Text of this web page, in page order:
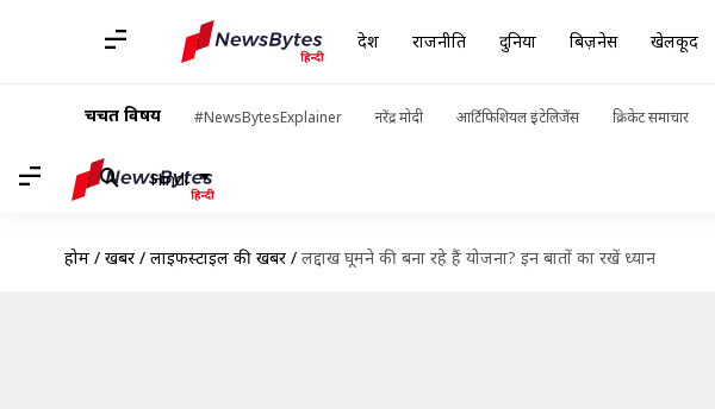
देश राजनीति दुनिया बिज़नेस खेलकूद
चर्चित विषय #NewsBytesExplainer नरेंद्र मोदी आर्टिफिशियल इंटेलिजेंस क्रिकेट समाचार
Hindi
होम / खबरें / लाइफस्टाइल की खबरें / लद्दाख घूमने की बना रहे हैं योजना? इन बातों का रखें ध्यान